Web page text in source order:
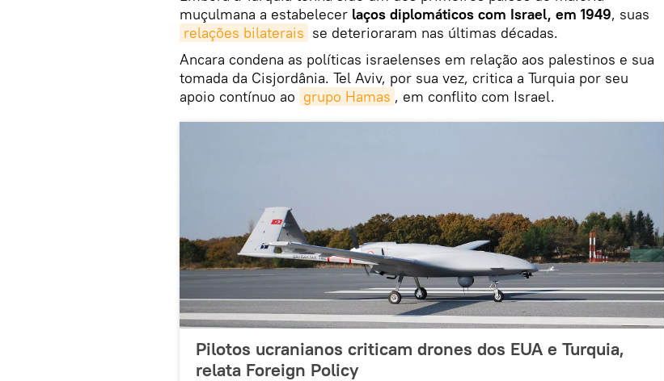
muçulmana a estabelecer laços diplomáticos com Israel, em 1949, suas
relações bilaterais se deterioraram nas últimas décadas.
Ancara condena as políticas israelenses em relação aos palestinos e sua
tomada da Cisjordânia. Tel Aviv, por sua vez, critica a Turquia por seu
apoio contínuo ao grupo Hamas , em conflito com Israel.
Pilotos ucranianos criticam drones dos EUA e Turquia,
relata Foreign Policy